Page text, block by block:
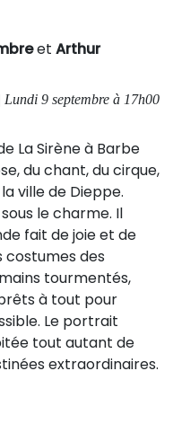
et Arthur
9 septembre à 17h00
La Sirène à Barbe
du chant, du cirque,
ville de Dieppe.
le charme. Il
fait de joie et de
des
tourmentés,
à tout pour
Le portrait
tout autant de
extraordinaires.